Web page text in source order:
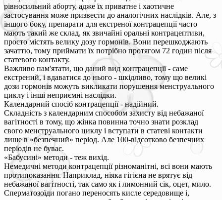
рівносильний аборту, адже їх приватне і хаотичне
застосування може призвести до аналогічних наслідків. Але, з
іншого боку, препарати для екстреної контрацепції часто
мають такий же склад, як звичайні оральні контрацептиви,
просто містять велику дозу гормонів. Вони перешкоджають
зачаттю, тому приймати їх потрібно протягом 72 годин після
статевого контакту.
Важливо пам'ятати, що даний вид контрацепції - саме
екстрений, і вдаватися до нього - шкідливо, тому що великі
дози гормонів можуть викликати порушення менструального
циклу і інші неприємні наслідки.
Календарний спосіб контрацепції - надійний.
Складність з календарним способом захисту від небажаної
вагітності в тому, що жінка повинна точно знати розклад
свого менструального циклу і вступати в статеві контакти
лише в «безпечний» період. Але 100-відсотково безпечних
періодів не буває.
«Бабусині» методи - теж вихід.
Немедичні методи контрацепції різноманітні, всі вони мають
протипоказання. Наприклад, ніяка гігієна не врятує від
небажаної вагітності, так само як і лимонний сік, оцет, мило.
Сперматозоїди погано переносять кисле середовище і,